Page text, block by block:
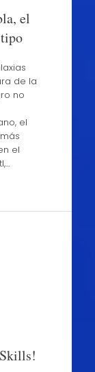
el
de la
no
el
el